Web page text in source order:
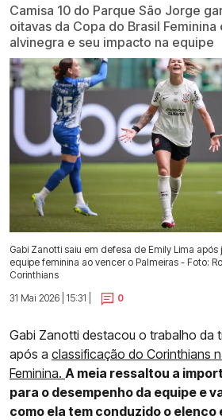
Camisa 10 do Parque São Jorge
oitavas da Copa do Brasil
alvinegra e seu impacto na equipe
Gabi Zanotti saiu em defesa de Emily Lima
equipe feminina ao vencer o Palmeiras - Foto:
Corinthians
31 Mai 2026 | 15:31 |
0
Gabi Zanotti destacou o trabalho da
após a classificação do Corinthians
Feminina. A meia ressaltou a
para o desempenho da equipe e
como ela tem conduzido o elenco